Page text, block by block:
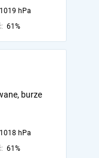
1019 hPa
61%
burze
1018 hPa
61%